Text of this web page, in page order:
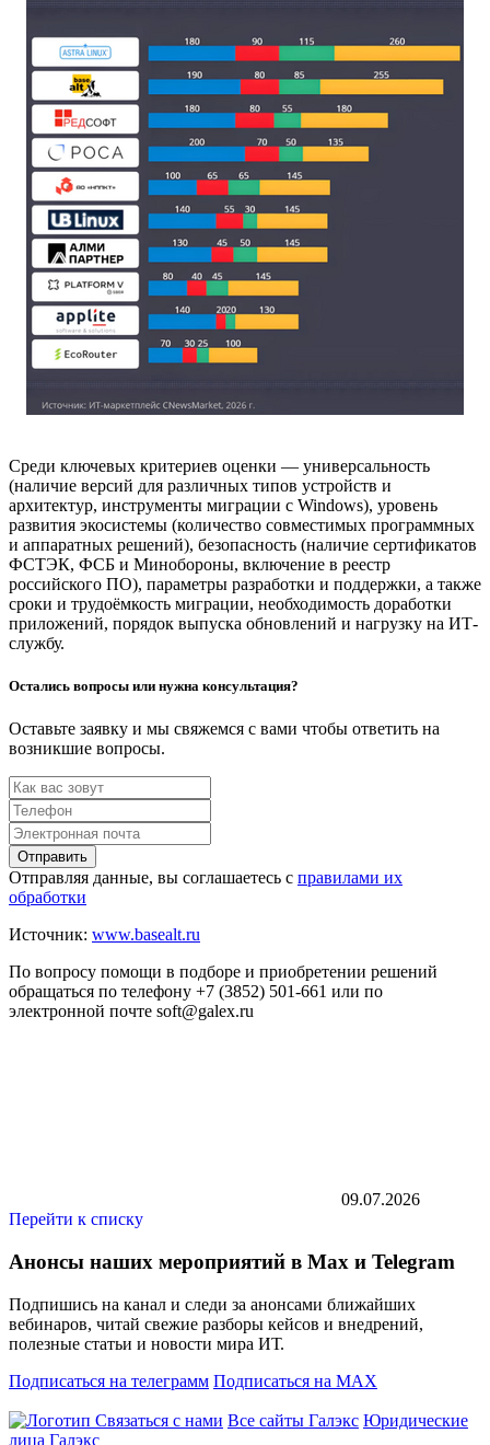
Среди ключевых критериев оценки — универсальность
(наличие версий для различных типов устройств и
архитектур, инструменты миграции с Windows), уровень
развития экосистемы (количество совместимых программных
и аппаратных решений), безопасность (наличие сертификатов
ФСТЭК, ФСБ и Минобороны, включение в реестр
российского ПО), параметры разработки и поддержки, а также
сроки и трудоёмкость миграции, необходимость доработки
приложений, порядок выпуска обновлений и нагрузку на ИТ-
службу.
Остались вопросы или нужна консультация?
Оставьте заявку и мы свяжемся с вами чтобы ответить на
возникшие вопросы.
Отправить
Отправляя данные, вы соглашаетесь с правилами их
обработки
Источник: www.basealt.ru
По вопросу помощи в подборе и приобретении решений
обращаться по телефону +7 (3852) 501-661 или по
электронной почте soft@galex.ru
09.07.2026
Перейти к списку
Анонсы наших мероприятий в Max и Telegram
Подпишись на канал и следи за анонсами ближайших
вебинаров, читай свежие разборы кейсов и внедрений,
полезные статьи и новости мира ИТ.
Подписаться на телеграмм Подписаться на MAX
Связаться с нами Все сайты Галэкс Юридические
лица Галэкс